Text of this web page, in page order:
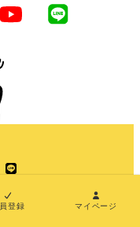
LINE
登録 マイページ